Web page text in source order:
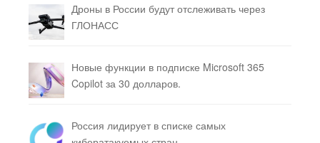
Дроны в России будут отслеживать через
ГЛОНАСС
Новые функции в подписке Microsoft 365
Copilot за 30 долларов.
Россия лидирует в списке самых